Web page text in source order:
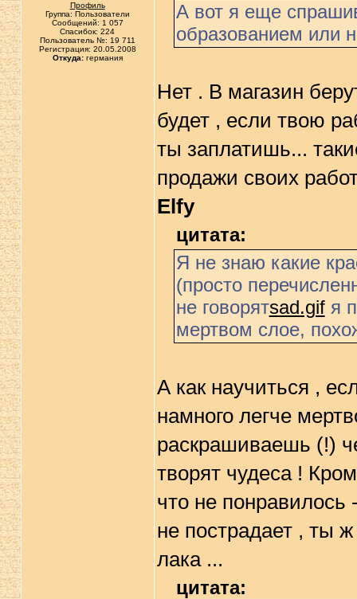
Профиль
Группа: Пользователи
Сообщений: 1 057
Спасибок: 224
Пользователь №: 19 711
Регистрация: 20.05.2008
Откуда:германия
А вот я еще
образованием или
Нет . В магазин
будет , если твою
ты заплатишь...
продажи своих
Elfy
цитата:
Я не знаю какие
(просто
не говорятsad.gifя
мертвом слое,
А как научиться ,
намного легче
раскрашиваешь (!)
творят чудеса !
что не
не пострадает , ты
лака ...
цитата: